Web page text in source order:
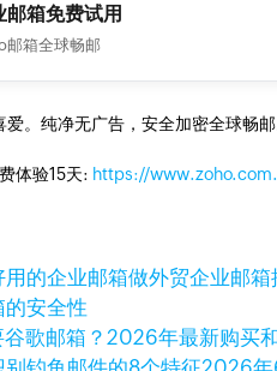
邮箱免费试用
邮箱全球畅邮
爱。纯净无广告，安全加密全球畅邮
体验15天: https://
的企业邮箱做外贸企业邮箱
安全性
歌邮箱？2026年最新购买